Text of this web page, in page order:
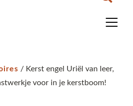
/ Kerst engel Uriël van leer,
voor in je kerstboom!